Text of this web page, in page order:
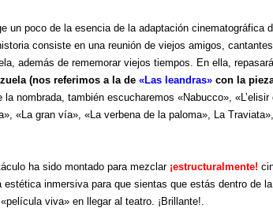
un poco de la esencia de la adaptación cinematográfica
consiste en una reunión de viejos amigos,
además de rememorar viejos tiempos. En ella,
(nos referimos a la de «Las leandras» con la
la nombrada, también escucharemos «Nabucco», «L’elisir
«La gran vía», «La verbena de la paloma», La
ha sido montado para mezclar ¡estructuralmente!
estética inmersiva para que sientas que estás dentro de
viva» en llegar al teatro. ¡Brillante!.